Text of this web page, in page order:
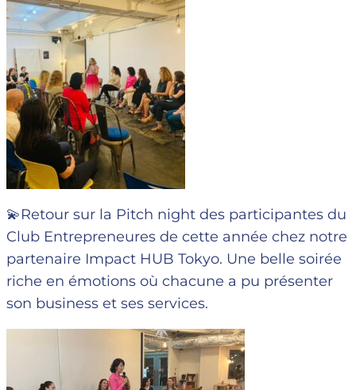
💫Retour sur la Pitch night des participantes du
Club Entrepreneures de cette année chez notre
partenaire Impact HUB Tokyo. Une belle soirée
riche en émotions où chacune a pu présenter
son business et ses services.